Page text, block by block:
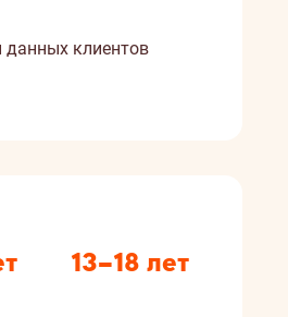
данных клиентов
13–18 лет